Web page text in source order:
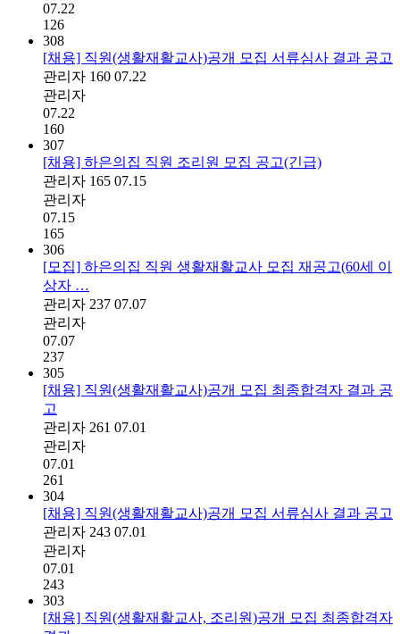
07.22
126
308
[채용] 직원(생활재활교사)공개 모집 서류심사 결과 공고
관리자 160 07.22
관리자
07.22
160
307
[채용] 하은의집 직원 조리원 모집 공고(긴급)
관리자 165 07.15
관리자
07.15
165
306
[모집] 하은의집 직원 생활재활교사 모집 재공고(60세 이
상자 …
관리자 237 07.07
관리자
07.07
237
305
[채용] 직원(생활재활교사)공개 모집 최종합격자 결과 공
고
관리자 261 07.01
관리자
07.01
261
304
[채용] 직원(생활재활교사)공개 모집 서류심사 결과 공고
관리자 243 07.01
관리자
07.01
243
303
[채용] 직원(생활재활교사, 조리원)공개 모집 최종합격자